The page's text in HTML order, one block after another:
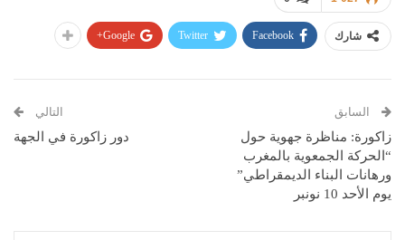
شارك Facebook
Twitter
Google+
السابق
زاكورة: مناظرة جهوية حول
“الحركة الجمعوية بالمغرب
ورهانات البناء الديمقراطي”
يوم الأحد 10 نونبر
التالي
دور زاكورة في الجهة